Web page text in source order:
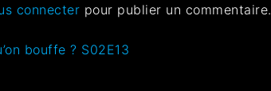
connecter pour publier un commentaire.
bouffe ? S02E13